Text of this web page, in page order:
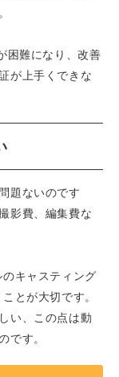
困難になり、改善
が上手くできな
題ないのです
影費、編集費な
キャスティング
とが大切です。
い、この点は動
です。